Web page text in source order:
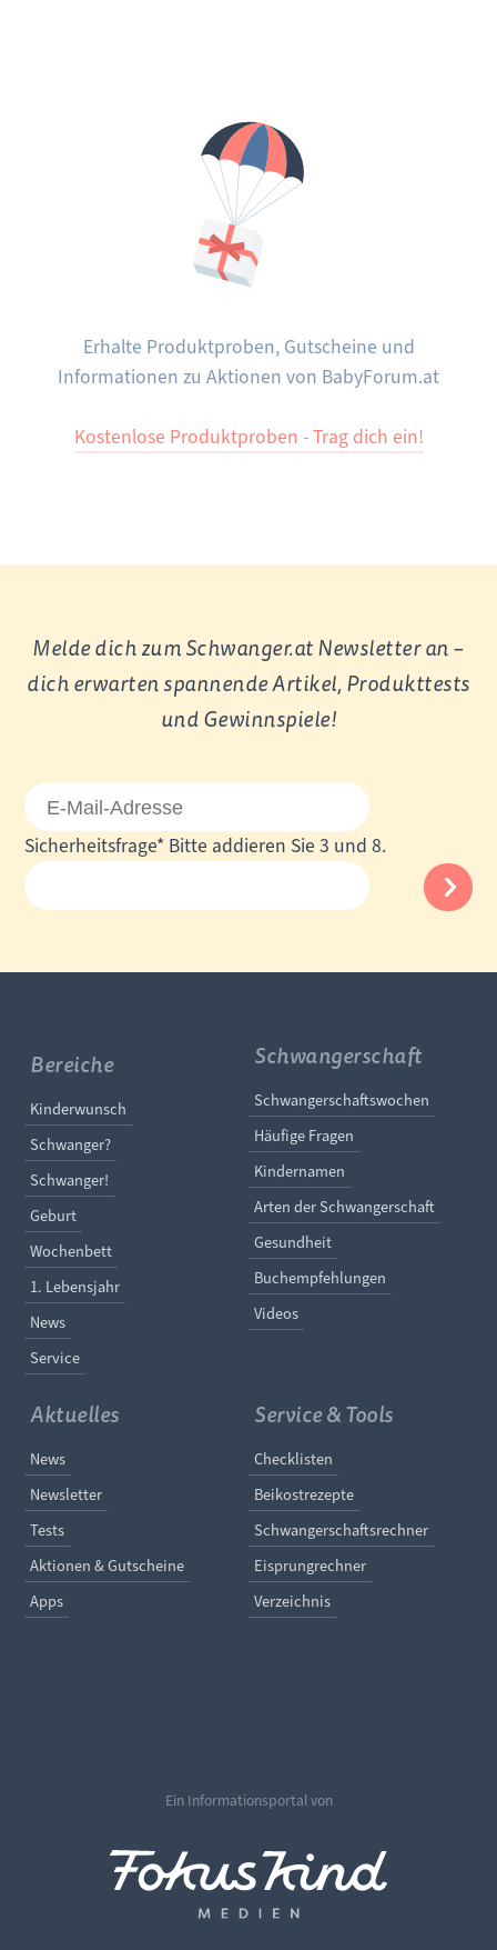
Erhalte Produktproben, Gutscheine und
Informationen zu Aktionen von BabyForum.at
Kostenlose Produktproben - Trag dich ein!
Melde dich zum Schwanger.at Newsletter an –
dich erwarten spannende Artikel, Produkttests
und Gewinnspiele!
E-
Mail-
Adresse
Pflichtfeld
Sicherheitsfrage* Bitte addieren Sie 3 und 8.
Bereiche
Navigation überspringen
Kinderwunsch
Schwanger?
Schwanger!
Geburt
Wochenbett
1. Lebensjahr
News
Service
Schwangerschaft
Navigation
Schwangerschaftswochen
Häufige Fragen
Kindernamen
Arten der Schwangerschaft
Gesundheit
Buchempfehlungen
Videos
Aktuelles
Navigation überspringen
News
Newsletter
Tests
Aktionen & Gutscheine
Apps
Service & Tools
Navigation
Checklisten
Beikostrezepte
Schwangerschaftsrechner
Eisprungrechner
Verzeichnis
Ein Informationsportal von